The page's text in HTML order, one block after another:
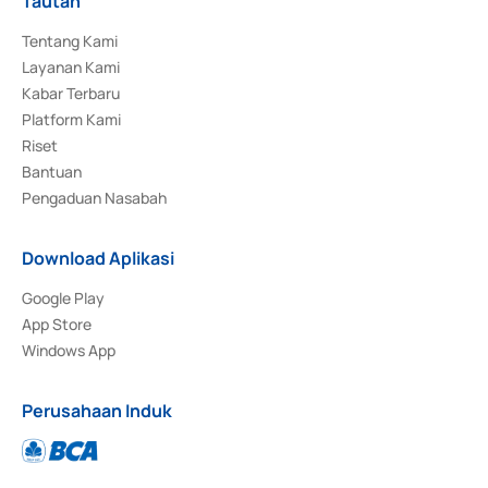
Tentang Kami
Layanan Kami
Kabar Terbaru
Platform Kami
Riset
Bantuan
Pengaduan Nasabah
Download Aplikasi
Google Play
App Store
Windows App
Perusahaan Induk